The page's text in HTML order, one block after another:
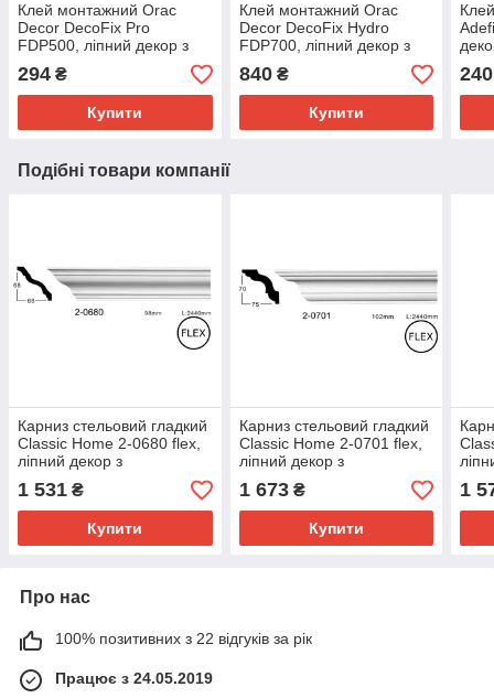
Клей монтажний Orac
Decor DecoFix Pro
FDP500, ліпний декор з
поліуретану
294 ₴
Купити
Клей монтажний Orac
Decor DecoFix Hydro
FDP700, ліпний декор з
поліуретану
840₴
Купити
240
Подібні товари компанії
Карниз стельовий гладкий
Classic Home 2-0680 flex,
ліпний декор з
1 531 ₴
Купити
Карниз стельовий гладкий
Classic Home 2-0701 flex,
ліпний декор з
1 673₴
Купити
1
Про нас
100% позитивних з 22 відгуків за рік
Працює з 24.05.2019